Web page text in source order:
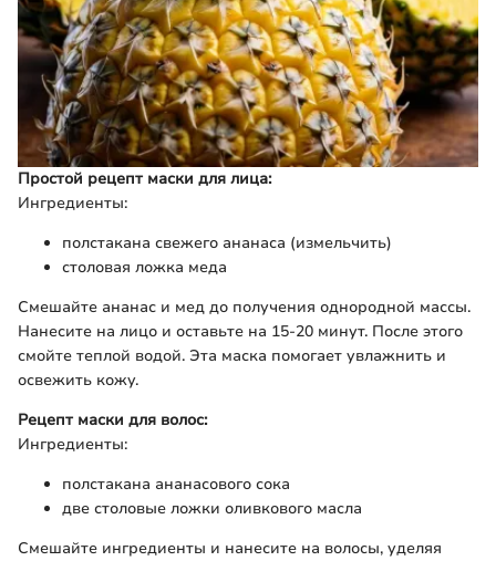
Простой рецепт маски для лица:
Ингредиенты:
полстакана свежего ананаса (измельчить)
столовая ложка меда
Смешайте ананас и мед до получения однородной массы.
Нанесите на лицо и оставьте на 15-20 минут. После этого
смойте теплой водой. Эта маска помогает увлажнить и
освежить кожу.
Рецепт маски для волос:
Ингредиенты:
полстакана ананасового сока
две столовые ложки оливкового масла
Смешайте ингредиенты и нанесите на волосы, уделяя